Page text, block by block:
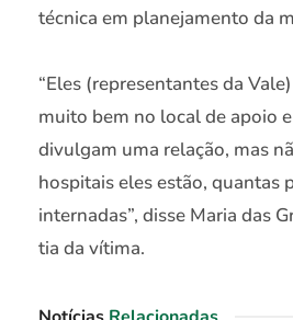
técnica em planejamento da
“Eles (representantes da
muito bem no local de apoio
divulgam uma relação, mas
hospitais eles estão, quantas
internadas”, disse Maria das
tia da vítima.